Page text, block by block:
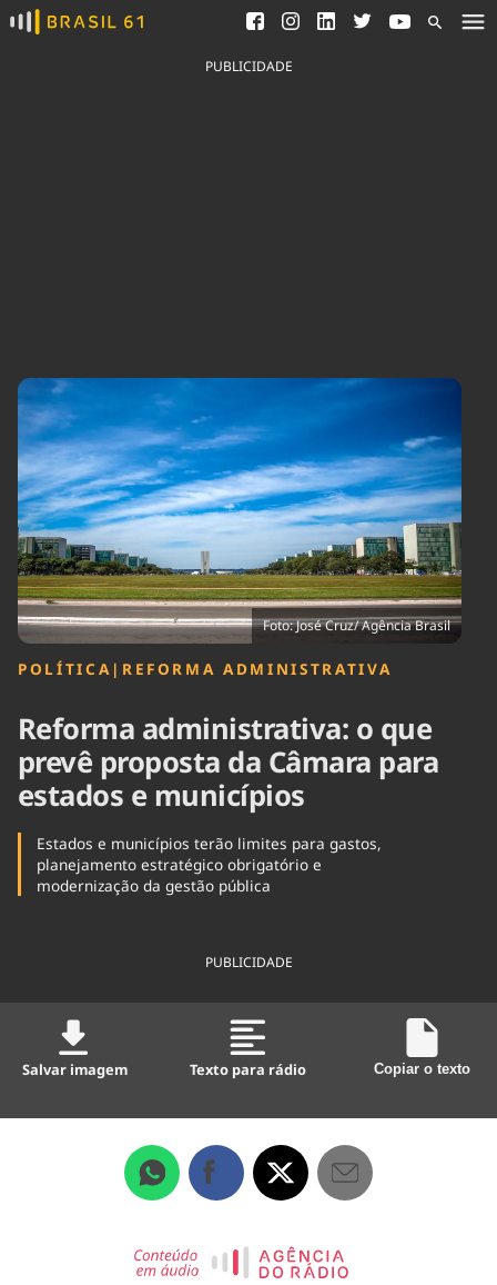
Ver todas as notícias
Saneamento
Indicadores
Agronegócios
Brasil
Brasil Mineral
Ciência &
Tecnologia
Cinema
Comportamento
Cultura
Economia
Educação
Infraestrutura
Internacional
Política
Saúde
Tempo
PUBLICIDADE
Foto: José Cruz/ Agência Brasil
POLÍTICA | REFORMA ADMINISTRATIVA
Reforma administrativa: o que
prevê proposta da Câmara para
estados e municípios
Estados e municípios terão limites para gastos,
planejamento estratégico obrigatório e
modernização da gestão pública
PUBLICIDADE
Salvar imagem Texto para rádio Copiar o texto